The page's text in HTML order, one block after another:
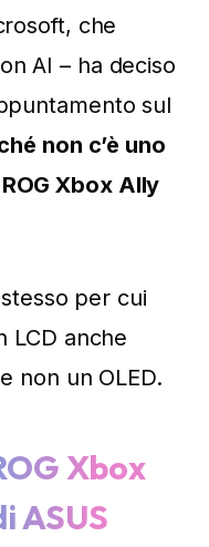
che
AI – ha deciso
sul
non c’è uno
Xbox Ally
per cui
LCD anche
non un OLED.
Xbox
ASUS